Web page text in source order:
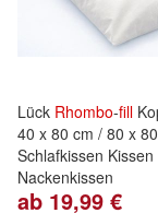
Lück Rhombo-fill
40 x 80 cm / 80 x
Schlafkissen Kissen
Nackenkissen
ab 19,99 €